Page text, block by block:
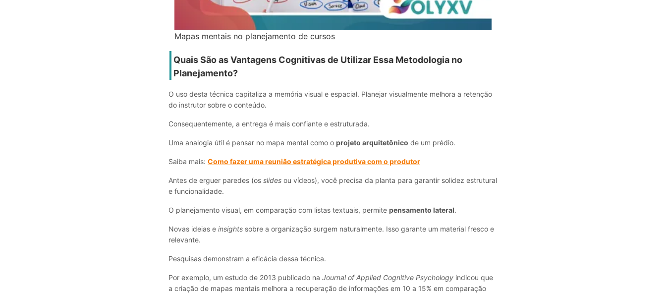
Mapas mentais no planejamento de cursos
Quais São as Vantagens Cognitivas de Utilizar Essa Metodologia no
Planejamento?
O uso desta técnica capitaliza a memória visual e espacial. Planejar visualmente melhora a retenção
do instrutor sobre o conteúdo.
Consequentemente, a entrega é mais confiante e estruturada.
Uma analogia útil é pensar no mapa mental como o projeto arquitetônico de um prédio.
Saiba mais: Como fazer uma reunião estratégica produtiva com o produtor
Antes de erguer paredes (os slides ou vídeos), você precisa da planta para garantir solidez estrutural
e funcionalidade.
O planejamento visual, em comparação com listas textuais, permite pensamento lateral.
Novas ideias e insights sobre a organização surgem naturalmente. Isso garante um material fresco e
relevante.
Pesquisas demonstram a eficácia dessa técnica.
Por exemplo, um estudo de 2013 publicado na Journal of Applied Cognitive Psychology indicou que
a criação de mapas mentais melhora a recuperação de informações em 10 a 15% em comparação